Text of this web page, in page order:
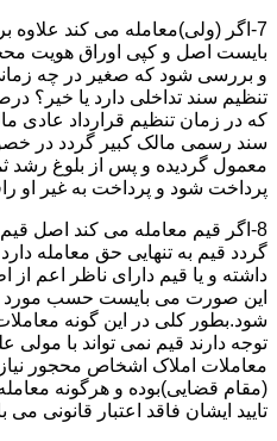
7-اگر (ولی)معامله می کند
بایست اصل و کپی اوراق هویت
و بررسی شود که صغیر در چه
تنظیم سند تداخلی دارد یا خیر؟
که در زمان تنظیم قرارداد عادی
سند رسمی مالک کبیر گردد در
معمول گردیده و پس از بلوغ رشد
پرداخت شود و پرداخت به غیر او
8-اگر قیم معامله می کند اصل
گردد قیم به تنهایی حق معامله
داشته و یا قیم دارای ناظر اعم از
این صورت می بایست حسب مورد
شود.بطور کلی در این گونه
توجه دارند قیم نمی تواند با
معاملات املاک اشخاص محجور
(مقام قضایی)بوده و هرگونه
تایید ایشان فاقد اعتبار قانونی می